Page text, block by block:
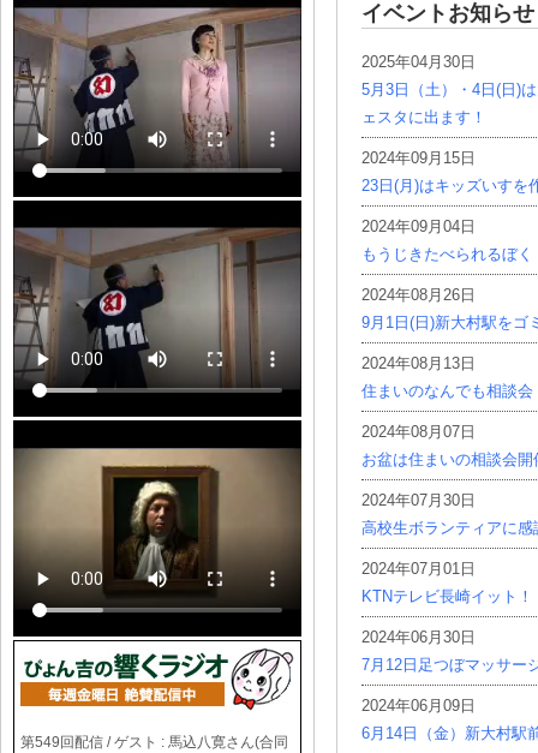
イベントお知らせ
2025年04月30日
5月3日（土）・4日(日)
ェスタに出ます！
2024年09月15日
23日(月)はキッズいすを
2024年09月04日
もうじきたべられるぼく
2024年08月26日
9月1日(日)新大村駅をゴ
2024年08月13日
住まいのなんでも相談会
2024年08月07日
お盆は住まいの相談会開
2024年07月30日
高校生ボランティアに感
2024年07月01日
KTNテレビ長崎イット！
2024年06月30日
7月12日足つぼマッサー
2024年06月09日
6月14日（金）新大村駅
第549回配信 / ゲスト : 馬込八寛さん(合同